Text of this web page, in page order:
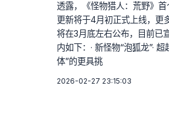
透露，《怪物猎人：荒野》
更新将于4月初正式上线，更
将在3月底左右公布，目前已
内如下：· 新怪物“泡狐龙”· 超
体”的更具挑
2026-02-27 23:15:03